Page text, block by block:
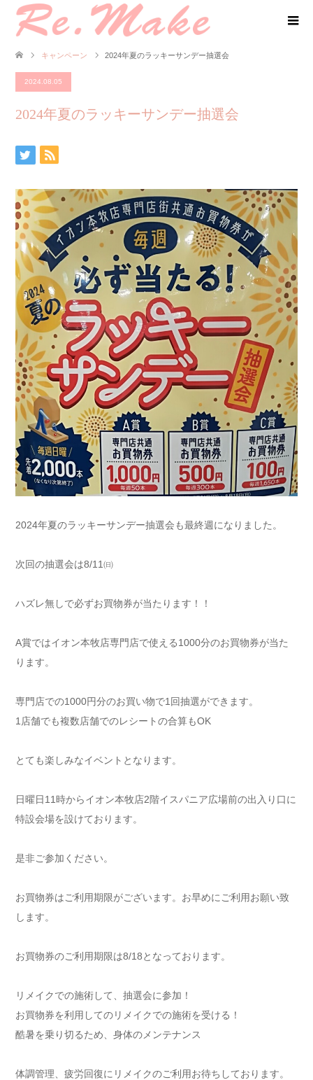
キャンペーン 2024年夏のラッキーサンデー抽選会
2024.08.05
2024年夏のラッキーサンデー抽選会
2024年夏のラッキーサンデー抽選会も最終週になりました。
次回の抽選会は8/11㈰
ハズレ無しで必ずお買物券が当たります！！
A賞ではイオン本牧店専門店で使える1000分のお買物券が当た
ります。
専門店での1000円分のお買い物で1回抽選ができます。
1店舗でも複数店舗でのレシートの合算もOK
とても楽しみなイベントとなります。
日曜日11時からイオン本牧店2階イスパニア広場前の出入り口に
特設会場を設けております。
是非ご参加ください。
お買物券はご利用期限がございます。お早めにご利用お願い致
します。
お買物券のご利用期限は8/18となっております。
リメイクでの施術して、抽選会に参加！
お買物券を利用してのリメイクでの施術を受ける！
酷暑を乗り切るため、身体のメンテナンス
体調管理、疲労回復にリメイクのご利用お待ちしております。